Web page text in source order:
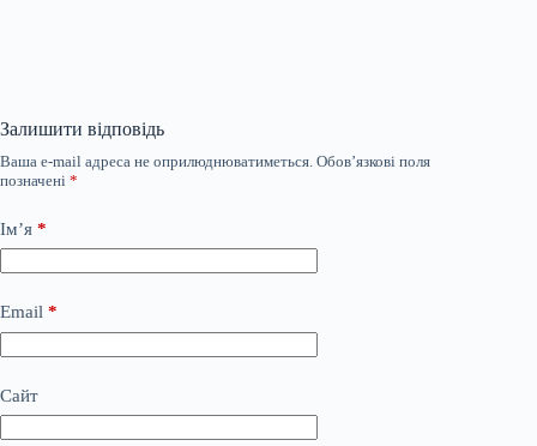
Залишити відповідь
Ваша e-mail адреса не оприлюднюватиметься. Обов’язкові поля
позначені *
Ім’я *
Email *
Сайт